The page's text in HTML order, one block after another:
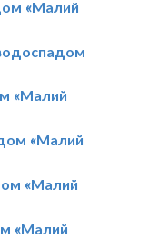
«Малий
«Малий
«Малий
«Малий
«Малий